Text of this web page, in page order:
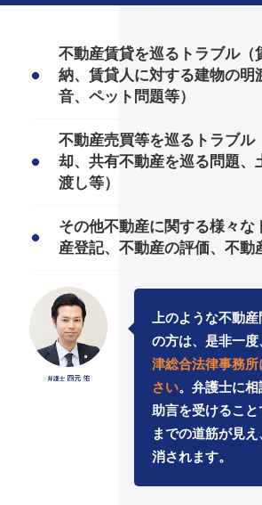
不動産賃貸を巡るトラブル（
納、賃貸人に対する建物の明
音、ペット問題等）
不動産売買等を巡るトラブル
却、共有不動産を巡る問題、
渡し等）
その他不動産に関する様々な
産登記、不動産の評価、不動
上のような不動産
の方は、是非一度
津総合法律事務
さい。弁護士に
助言を受けるこ
までの道筋が見
消されます。